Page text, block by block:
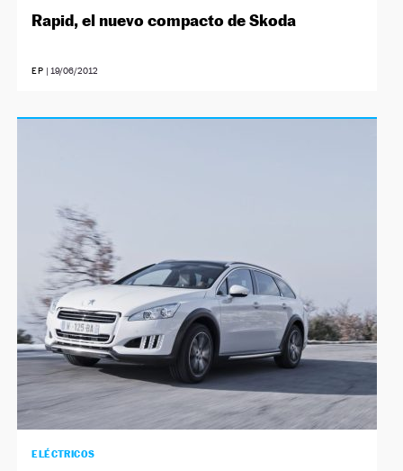
Rapid, el nuevo compacto de Skoda
EP | 19/06/2012
ELÉCTRICOS